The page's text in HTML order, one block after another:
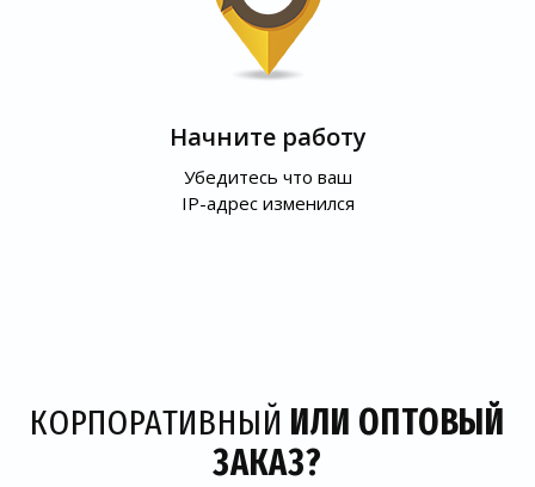
Начните работу
Убедитесь что ваш
IP-адрес изменился
КОРПОРАТИВНЫЙ ИЛИ ОПТОВЫЙ
ЗАКАЗ?